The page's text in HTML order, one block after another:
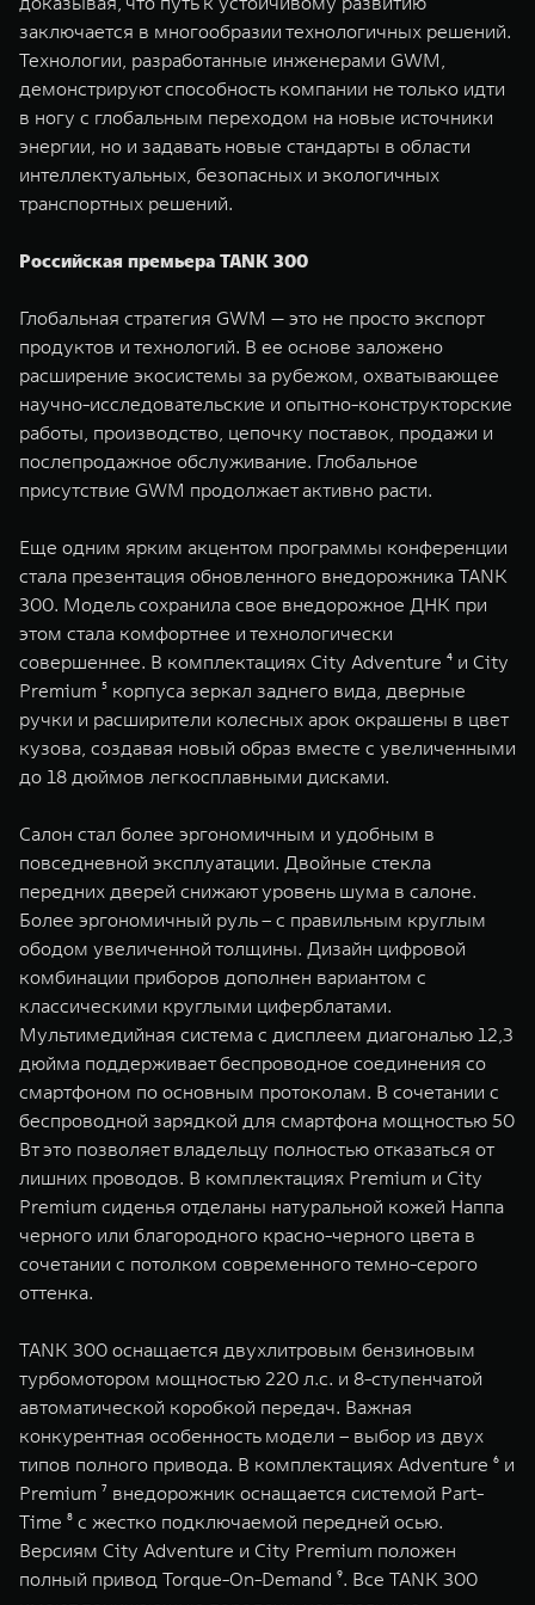
заключается в многообразии технологичных решений.
Технологии, разработанные инженерами GWM,
демонстрируют способность компании не только идти
в ногу с глобальным переходом на новые источники
энергии, но и задавать новые стандарты в области
интеллектуальных, безопасных и экологичных
транспортных решений.
Российская премьера TANK 300
Глобальная стратегия GWM — это не просто экспорт
продуктов и технологий. В ее основе заложено
расширение экосистемы за рубежом, охватывающее
научно-исследовательские и опытно-конструкторские
работы, производство, цепочку поставок, продажи и
послепродажное обслуживание. Глобальное
присутствие GWM продолжает активно расти.
Еще одним ярким акцентом программы конференции
стала презентация обновленного внедорожника TANK
300. Модель сохранила свое внедорожное ДНК при
этом стала комфортнее и технологически
совершеннее. В комплектациях City Adventure ⁴ и City
Premium ⁵ корпуса зеркал заднего вида, дверные
ручки и расширители колесных арок окрашены в цвет
кузова, создавая новый образ вместе с увеличенными
до 18 дюймов легкосплавными дисками.
Салон стал более эргономичным и удобным в
повседневной эксплуатации. Двойные стекла
передних дверей снижают уровень шума в салоне.
Более эргономичный руль – с правильным круглым
ободом увеличенной толщины. Дизайн цифровой
комбинации приборов дополнен вариантом с
классическими круглыми циферблатами.
Мультимедийная система с дисплеем диагональю 12,3
дюйма поддерживает беспроводное соединения со
смартфоном по основным протоколам. В сочетании с
беспроводной зарядкой для смартфона мощностью 50
Вт это позволяет владельцу полностью отказаться от
лишних проводов. В комплектациях Premium и City
Premium сиденья отделаны натуральной кожей Наппа
черного или благородного красно-черного цвета в
сочетании с потолком современного темно-серого
оттенка.
TANK 300 оснащается двухлитровым бензиновым
турбомотором мощностью 220 л.с. и 8-ступенчатой
автоматической коробкой передач. Важная
конкурентная особенность модели – выбор из двух
типов полного привода. В комплектациях Adventure ⁶ и
Premium ⁷ внедорожник оснащается системой Part-
Time ⁸ с жестко подключаемой передней осью.
Версиям City Adventure и City Premium положен
полный привод Torque-On-Demand ⁹. Все TANK 300